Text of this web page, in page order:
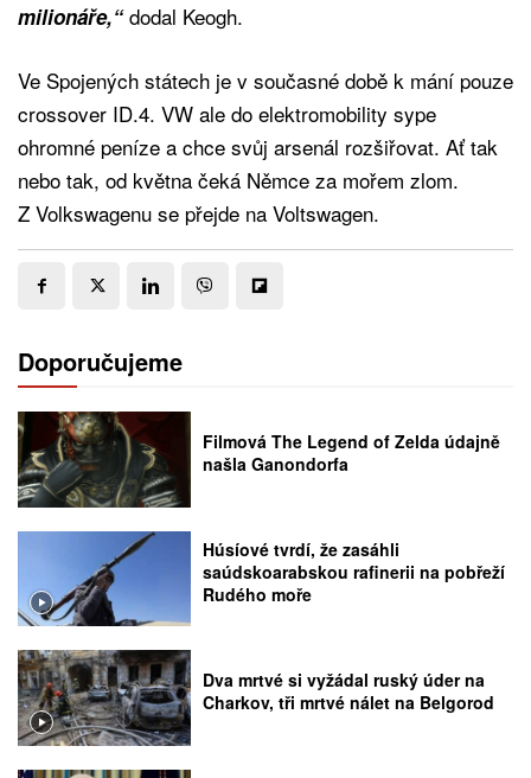
milionáře,“dodal Keogh.
Ve Spojených státech je v současné době k mání pouze
crossover ID.4. VW ale do elektromobility sype
ohromné peníze a chce svůj arsenál rozšiřovat. Ať tak
nebo tak, od května čeká Němce za mořem zlom.
Z Volkswagenu se přejde na Voltswagen.
Doporučujeme
Filmová The Legend of Zelda údajně
našla Ganondorfa
Húsíové tvrdí, že zasáhli
saúdskoarabskou rafinerii na pobřeží
Rudého moře
Dva mrtvé si vyžádal ruský úder na
Charkov, tři mrtvé nálet na Belgorod